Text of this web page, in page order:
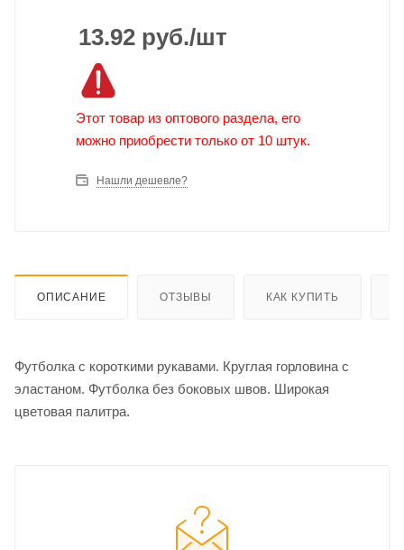
13.92 руб./шт
Этот товар из оптового раздела, его
можно приобрести только от 10 штук.
Нашли дешевле?
ОПИСАНИЕ ОТЗЫВЫ КАК КУПИТЬ
Футболка с короткими рукавами. Круглая горловина с
эластаном. Футболка без боковых швов. Широкая
цветовая палитра.